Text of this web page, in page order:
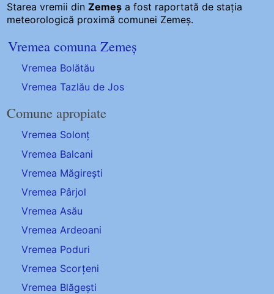
Starea vremii dinZemeș a fost raportată de stația
meteorologică proximă comunei Zemeș.
Vremea comuna Zemeș
Vremea Bolătău
Vremea Tazlău de Jos
Comune apropiate
Vremea Solonț
Vremea Balcani
Vremea Măgirești
Vremea Pârjol
Vremea Asău
Vremea Ardeoani
Vremea Poduri
Vremea Scorțeni
Vremea Blăgești